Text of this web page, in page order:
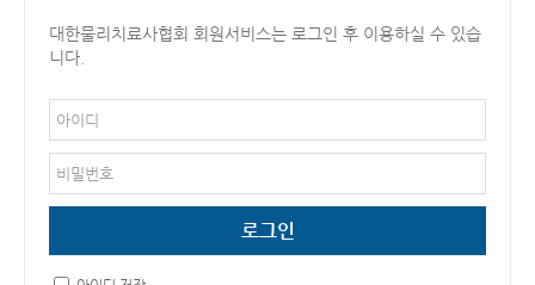
대한물리치료사협회 회원서비스는 로그인 후 이용하실 수 있습
니다.